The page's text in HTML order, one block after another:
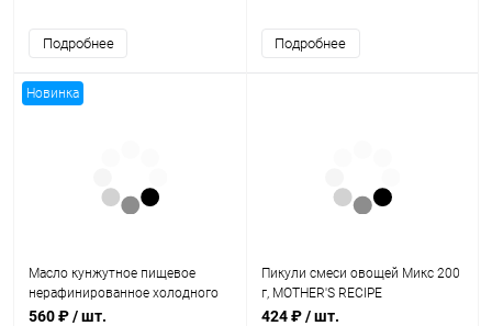
Подробнее Подробнее
Новинка
Масло кунжутное пищевое
нерафинированное холодного
отжима 250 мл, "Сокровища
560 ₽/ шт.
Пикули смеси овощей Микс 200
г, MOTHER'S RECIPE
424 ₽/ шт.